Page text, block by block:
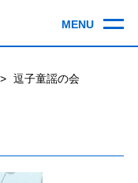
逗子童謡の会